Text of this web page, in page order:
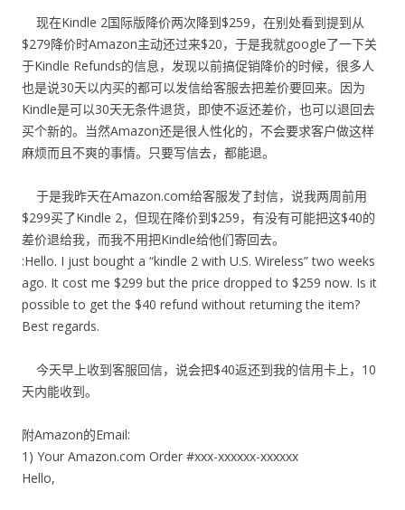
现在Kindle 2国际版降价两次降到$259，在别处看到提到从
$279降价时Amazon主动还过来$20，于是我就google了一下关
于Kindle Refunds的信息，发现以前搞促销降价的时候，很多人
也是说30天以内买的都可以发信给客服去把差价要回来。因为
Kindle是可以30天无条件退货，即使不返还差价，也可以退回去
买个新的。当然Amazon还是很人性化的，不会要求客户做这样
麻烦而且不爽的事情。只要写信去，都能退。
于是我昨天在Amazon.com给客服发了封信，说我两周前用
$299买了Kindle 2，但现在降价到$259，有没有可能把这$40的
差价退给我，而我不用把Kindle给他们寄回去。
:Hello. I just bought a “kindle 2 with U.S. Wireless” two weeks
ago. It cost me $299 but the price dropped to $259 now. Is it
possible to get the $40 refund without returning the item?
Best regards.
今天早上收到客服回信，说会把$40返还到我的信用卡上，10
天内能收到。
附Amazon的Email:
1) Your Amazon.com Order #xxx-xxxxxx-xxxxxx
Hello,